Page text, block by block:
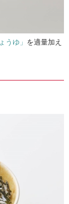
うゆ」 を適量加え